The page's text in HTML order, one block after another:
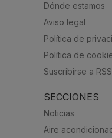
Dónde estamos
Aviso legal
Política de
Política de
Suscribirse a RSS
SECCIONES
Noticias
Aire